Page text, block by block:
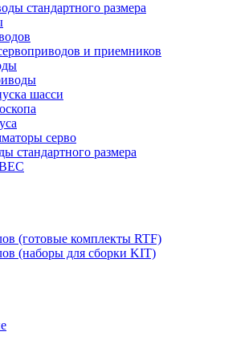
стандартного размера
и приемников
шасси
серво
стандартного размера
(готовые комплекты RTF)
(наборы для сборки KIT)